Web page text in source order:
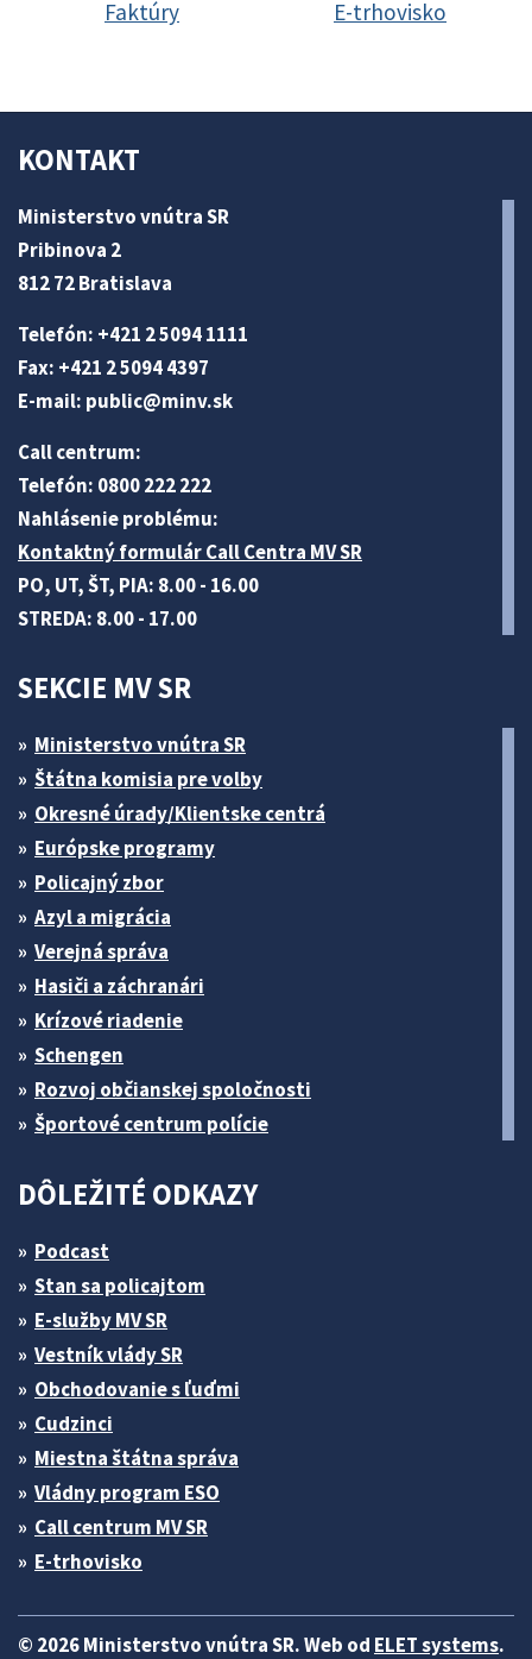
Faktúry E-trhovisko
KONTAKT
Ministerstvo vnútra SR
Pribinova 2
812 72 Bratislava
Telefón: +421 2 5094 1111
Fax: +421 2 5094 4397
E-mail: public@minv.sk
Call centrum:
Telefón: 0800 222 222
Nahlásenie problému:
Kontaktný formulár Call Centra MV SR
PO, UT, ŠT, PIA: 8.00 - 16.00
STREDA: 8.00 - 17.00
SEKCIE MV SR
Ministerstvo vnútra SR
Štátna komisia pre volby
Okresné úrady/Klientske centrá
Európske programy
Policajný zbor
Azyl a migrácia
Verejná správa
Hasiči a záchranári
Krízové riadenie
Schengen
Rozvoj občianskej spoločnosti
Športové centrum polície
DÔLEŽITÉ ODKAZY
Podcast
Stan sa policajtom
E-služby MV SR
Vestník vlády SR
Obchodovanie s ľuďmi
Cudzinci
Miestna štátna správa
Vládny program ESO
Call centrum MV SR
E-trhovisko
© 2026 Ministerstvo vnútra SR. Web od ELET systems.